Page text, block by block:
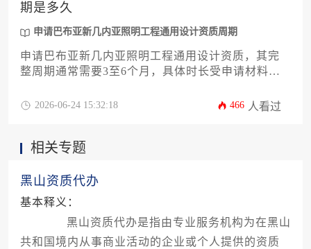
期是多久
申请巴布亚新几内亚照明工程通用设计资质周期
申请巴布亚新几内亚照明工程通用设计资质，其完
整周期通常需要3至6个月，具体时长受申请材料准
对于计划进入该国市场的工程企业而言，理解并规
2026-06-24 15:32:18 466 人看过
相关专题
黑山资质代办
基本释义：
黑山资质代办是指由专业服务机构为在黑山
共和国境内从事商业活动的企业或个人提供的资质